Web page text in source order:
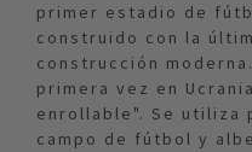
primer estadio de
construido con la
construcción
primera vez en
enrollable". Se utiliza
campo de fútbol y